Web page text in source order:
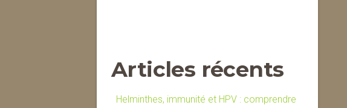
Articles récents
Helminthes, immunité et HPV : comprendre